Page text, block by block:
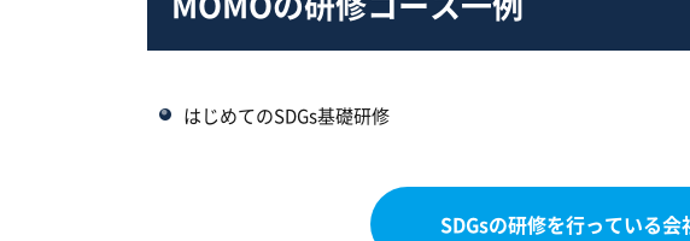
はじめてのSDGs基礎研修
SDGsの研修を行っている